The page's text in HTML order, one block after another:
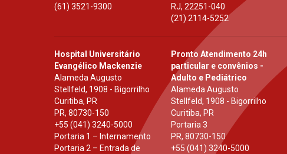
(61) 3521-9300
RJ,22251-040
(21) 2114-5252
Hospital Universitário
Evangélico Mackenzie
Alameda Augusto
Stellfeld, 1908 - Bigorrilho
Curitiba, PR
PR, 80730-150
+55 (041) 3240-5000
Portaria 1 – Internamento
Portaria 2 – Entrada de
Pronto Atendimento 24h
particular e convênios -
Adulto e Pediátrico
Alameda Augusto
Stellfeld, 1908 - Bigorrilho
Curitiba, PR
Portaria 3
PR,80730-150
+55 (041) 3240-5000